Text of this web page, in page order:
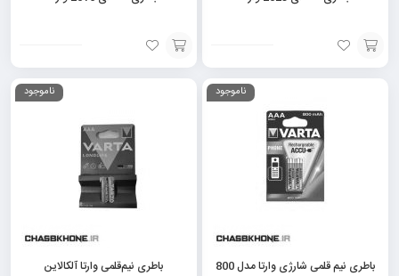
افزودن
افزودن
ناموجود
باطری نیم قلمی شارژی وارتا مدل 800
ناموجود
باطری نیم‌قلمی وارتا آلکالاین